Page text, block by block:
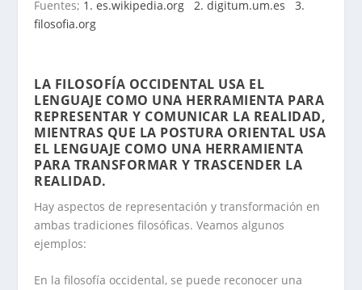
Fuentes; 1. es.wikipedia.org2. digitum.um.es3.
filosofia.org
LA FILOSOFÍA OCCIDENTAL USA EL
LENGUAJE COMO UNA HERRAMIENTA PARA
REPRESENTAR Y COMUNICAR LA REALIDAD,
MIENTRAS QUE LA POSTURA ORIENTAL USA
EL LENGUAJE COMO UNA HERRAMIENTA
PARA TRANSFORMAR Y TRASCENDER LA
REALIDAD.
Hay aspectos de representación y transformación en
ambas tradiciones filosóficas. Veamos algunos
ejemplos:
En la filosofía occidental, se puede reconocer una